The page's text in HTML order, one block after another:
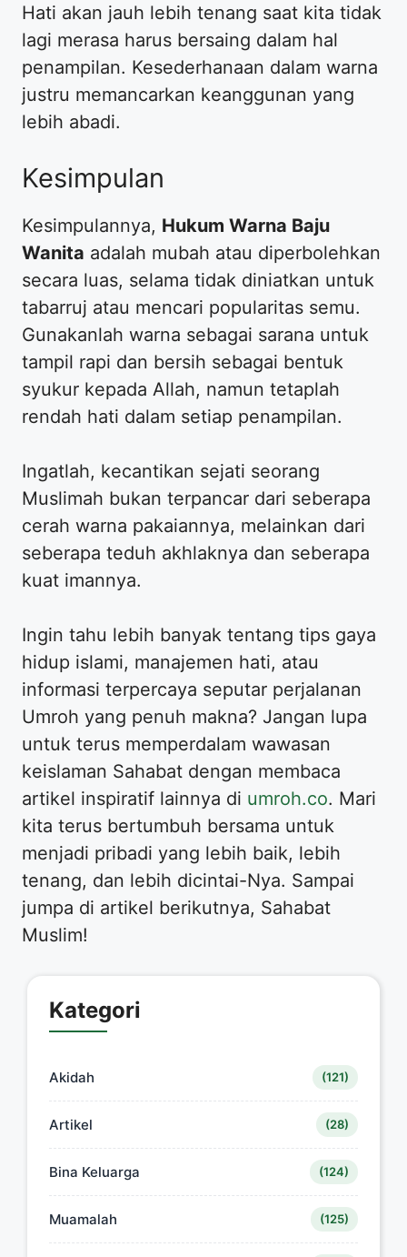
​Hati akan jauh lebih tenang saat kita tidak
lagi merasa harus bersaing dalam hal
penampilan. Kesederhanaan dalam warna
justru memancarkan keanggunan yang
lebih abadi.
​Kesimpulan
​Kesimpulannya, Hukum Warna Baju
Wanita adalah mubah atau diperbolehkan
secara luas, selama tidak diniatkan untuk
tabarruj atau mencari popularitas semu.
Gunakanlah warna sebagai sarana untuk
tampil rapi dan bersih sebagai bentuk
syukur kepada Allah, namun tetaplah
rendah hati dalam setiap penampilan.
​Ingatlah, kecantikan sejati seorang
Muslimah bukan terpancar dari seberapa
cerah warna pakaiannya, melainkan dari
seberapa teduh akhlaknya dan seberapa
kuat imannya.
​Ingin tahu lebih banyak tentang tips gaya
hidup islami, manajemen hati, atau
informasi terpercaya seputar perjalanan
Umroh yang penuh makna? Jangan lupa
untuk terus memperdalam wawasan
keislaman Sahabat dengan membaca
artikel inspiratif lainnya di umroh.co. Mari
kita terus bertumbuh bersama untuk
menjadi pribadi yang lebih baik, lebih
tenang, dan lebih dicintai-Nya. Sampai
jumpa di artikel berikutnya, Sahabat
Muslim!
Kategori
Akidah (121)
Artikel (28)
Bina Keluarga (124)
Muamalah (125)